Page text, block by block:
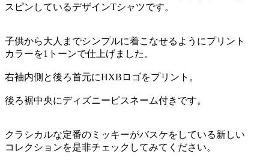
スピンしているデザインTシャツです。
子供から大人までシンプルに着こなせるようにプリント
カラーを1トーンで仕上げました。
右袖内側と後ろ首元にHXBロゴをプリント。
後ろ裾中央にディズニーピスネーム付きです。
クラシカルな定番のミッキーがバスケをしている新しい
コレクションを是非チェックしてみてください。